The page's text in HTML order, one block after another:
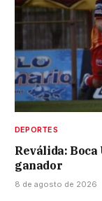
DEPORTES
Reválida:
ganador
8 de agosto de 2026